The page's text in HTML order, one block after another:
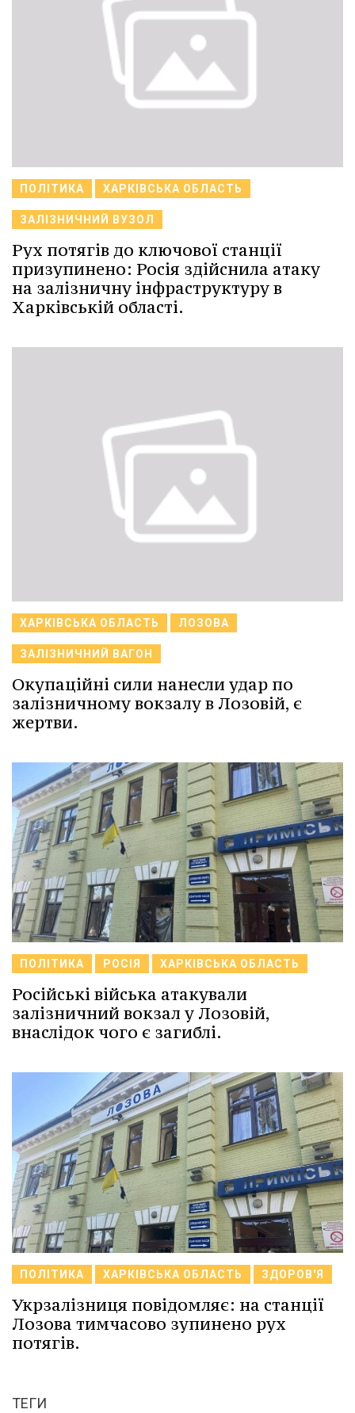
ПОЛІТИКА ХАРКІВСЬКА ОБЛАСТЬ
ЗАЛІЗНИЧНИЙ ВУЗОЛ
Рух потягів до ключової станції
призупинено: Росія здійснила атаку
на залізничну інфраструктуру в
Харківській області.
ХАРКІВСЬКА ОБЛАСТЬ ЛОЗОВА
ЗАЛІЗНИЧНИЙ ВАГОН
Окупаційні сили нанесли удар по
залізничному вокзалу в Лозовій, є
жертви.
ПОЛІТИКА РОСІЯ ХАРКІВСЬКА ОБЛАСТЬ
Російські війська атакували
залізничний вокзал у Лозовій,
внаслідок чого є загиблі.
ПОЛІТИКА ХАРКІВСЬКА ОБЛАСТЬ ЗДОРОВ'Я
Укрзалізниця повідомляє: на станції
Лозова тимчасово зупинено рух
потягів.
ТЕГИ